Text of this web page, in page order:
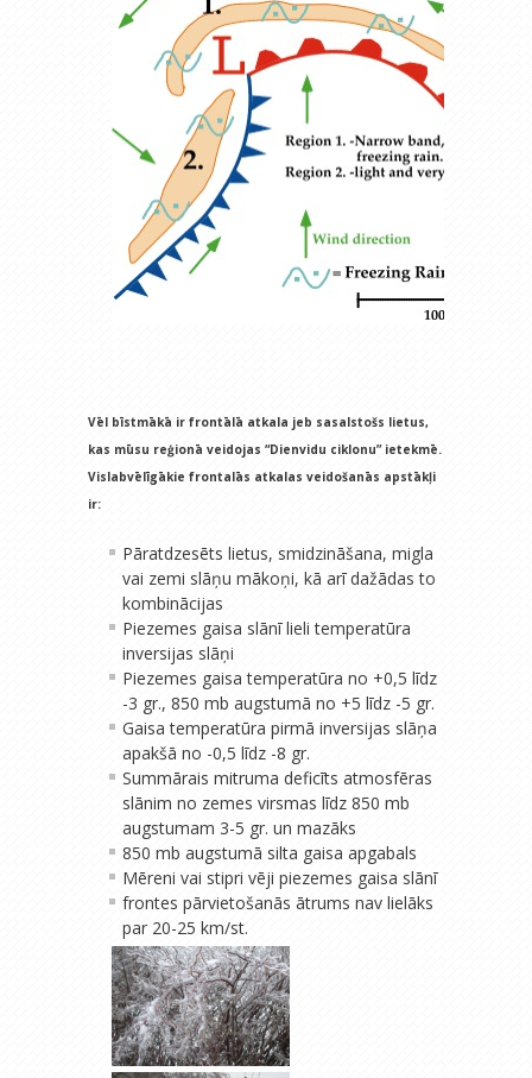
Vēl bīstmākā ir frontālā atkala jeb sasalstošs lietus,
kas mūsu reģionā veidojas “Dienvidu ciklonu” ietekmē.
Vislabvēlīgākie frontalās atkalas veidošanās apstākļi
ir:
Pāratdzesēts lietus, smidzināšana, migla
vai zemi slāņu mākoņi, kā arī dažādas to
kombinācijas
Piezemes gaisa slānī lieli temperatūra
inversijas slāņi
Piezemes gaisa temperatūra no +0,5 līdz
-3 gr., 850 mb augstumā no +5 līdz -5 gr.
Gaisa temperatūra pirmā inversijas slāņa
apakšā no -0,5 līdz -8 gr.
Summārais mitruma deficīts atmosfēras
slānim no zemes virsmas līdz 850 mb
augstumam 3-5 gr. un mazāks
850 mb augstumā silta gaisa apgabals
Mēreni vai stipri vēji piezemes gaisa slānī
frontes pārvietošanās ātrums nav lielāks
par 20-25 km/st.